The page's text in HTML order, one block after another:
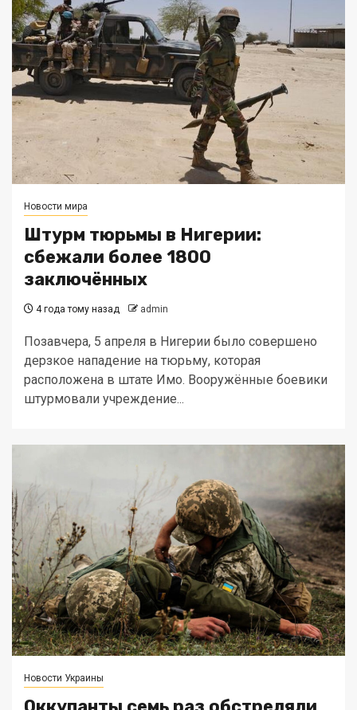
Новости мира
Штурм тюрьмы в Нигерии:
сбежали более 1800
заключённых
4 года тому назад admin
Позавчера, 5 апреля в Нигерии было совершено
дерзкое нападение на тюрьму, которая
расположена в штате Имо. Вооружённые боевики
штурмовали учреждение...
Новости Украины